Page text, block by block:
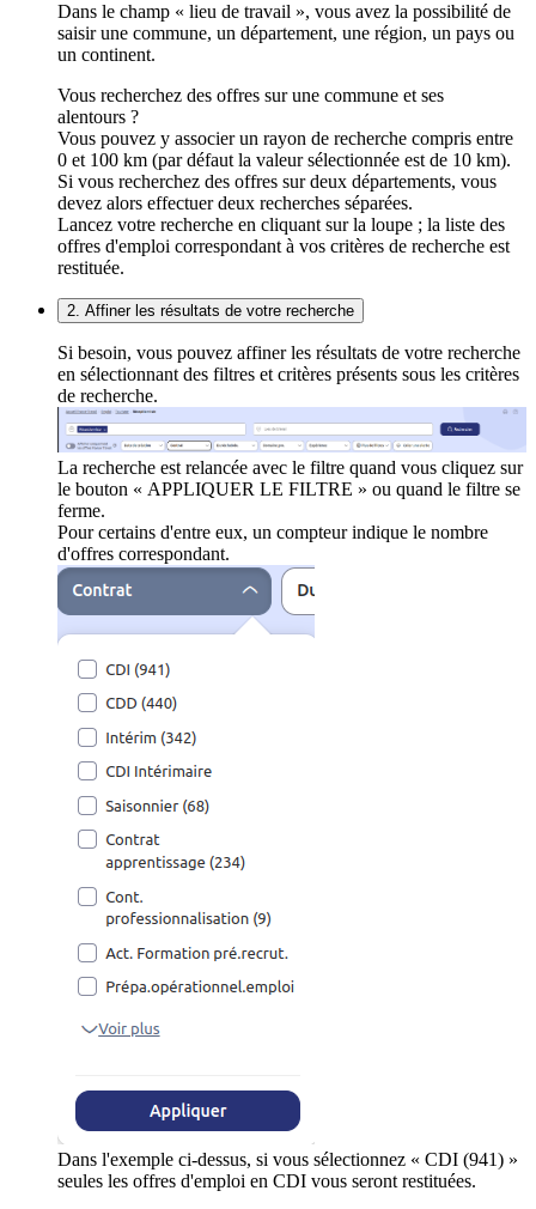
Dans le champ « lieu de travail », vous avez la possibilité de
saisir une commune, un département, une région, un pays ou
un continent.
Vous recherchez des offres sur une commune et ses
alentours ?
Vous pouvez y associer un rayon de recherche compris entre
0 et 100 km (par défaut la valeur sélectionnée est de 10 km).
Si vous recherchez des offres sur deux départements, vous
devez alors effectuer deux recherches séparées.
Lancez votre recherche en cliquant sur la loupe ; la liste des
offres d'emploi correspondant à vos critères de recherche est
restituée.
2. Affiner les résultats de votre recherche
Si besoin, vous pouvez affiner les résultats de votre recherche
en sélectionnant des filtres et critères présents sous les critères
de recherche.
La recherche est relancée avec le filtre quand vous cliquez sur
le bouton « APPLIQUER LE FILTRE » ou quand le filtre se
ferme.
Pour certains d'entre eux, un compteur indique le nombre
d'offres correspondant.
Dans l'exemple ci-dessus, si vous sélectionnez « CDI (941) »
seules les offres d'emploi en CDI vous seront restituées.